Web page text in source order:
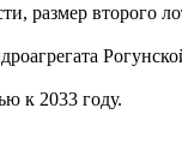
размер второго
к 2033 году.